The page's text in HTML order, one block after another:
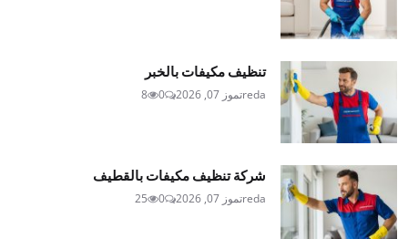
تنظيف مكيفات بالخبر
redaتموز 07, 2026 0
8
شركة تنظيف مكيفات بالقطيف
redaتموز 07, 2026 0
25